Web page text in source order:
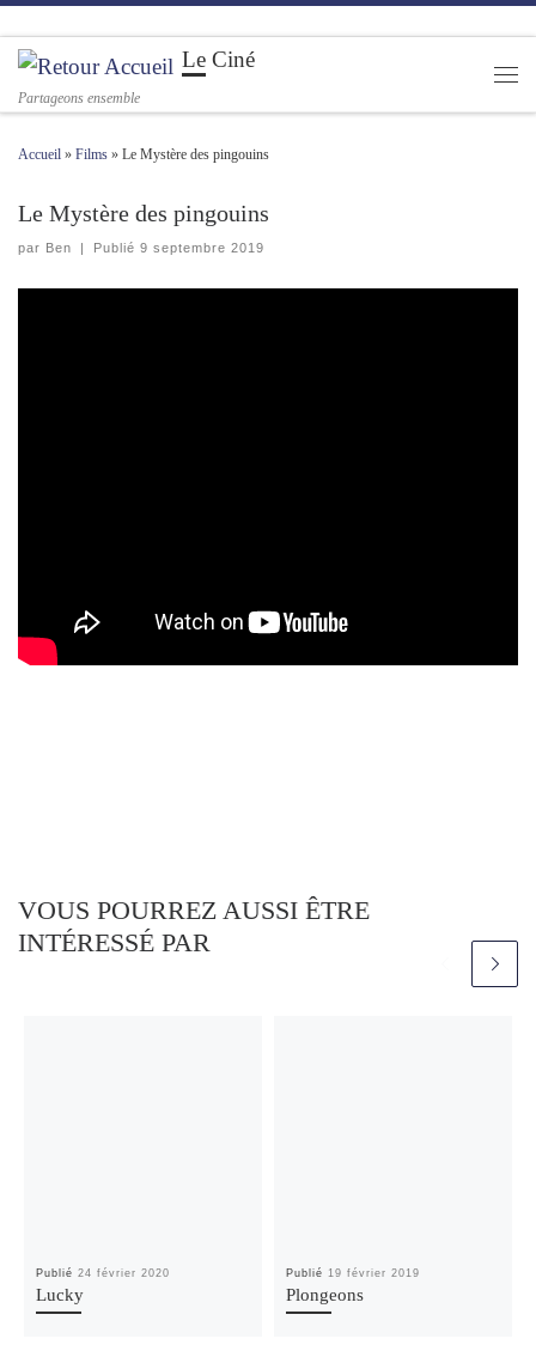
Passer au contenu
Le Ciné
Partageons ensemble
Accueil » Films » Le Mystère des pingouins
Le Mystère des pingouins
par Ben | Publié 9 septembre 2019
VOUS POURREZ AUSSI ÊTRE
INTÉRESSÉ PAR
Publié24 février 2020
Lucky
Publié19 février 2019
Plongeons